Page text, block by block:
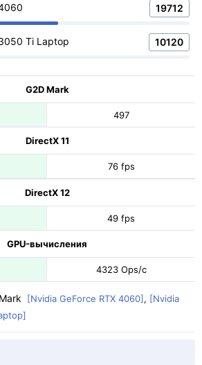
19712
Ti Laptop 10120
G2D Mark
497
DirectX 11
76 fps
DirectX 12
49 fps
GPU-вычисления
4323 Ops/с
[Nvidia GeForce RTX 4060], [Nvidia